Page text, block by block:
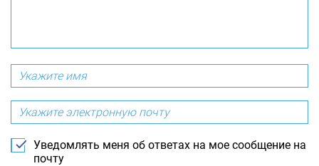
Уведомлять меня об ответах на мое сообщение на
почту